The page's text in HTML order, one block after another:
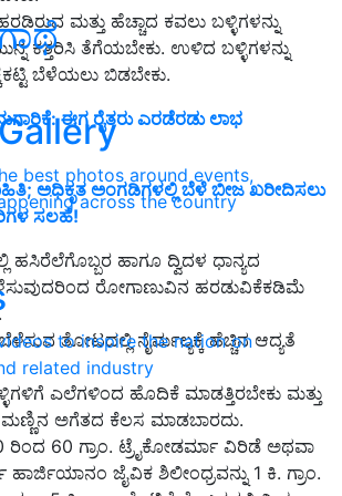
best photos around events,
across the country
to inspire the nation on
related industry
ಮತ್ತು ಹೆಚ್ಚಾದ ಕವಲು ಬಳ್ಳಿಗಳನ್ನು
ಕತ್ತರಿಸಿ ತೆಗೆಯಬೇಕು. ಉಳಿದ ಬಳ್ಳಿಗಳನ್ನು
ಬೆಳೆಯಲು ಬಿಡಬೇಕು.
ಈಗ ರೈತರು ಎರಡೆರಡು ಲಾಭ
ಅಧಿಕೃತ ಅಂಗಡಿಗಳಲ್ಲಿ ಬೆಳೆ ಬೀಜ ಖರೀದಿಸಲು
ಸಲಹೆ!
ಹಸಿರೆಲೆಗೊಬ್ಬರ ಹಾಗೂ ದ್ವಿದಳ ಧಾನ್ಯದ
ರೋಗಾಣುವಿನ ಹರಡುವಿಕೆಕಡಿಮೆ
ತೋಟದಲ್ಲಿ ನೈರ್ಮಲ್ಯಕ್ಕೆ ಹೆಚ್ಚಿನ ಆದ್ಯತೆ
ಎಲೆಗಳಿಂದ ಹೊದಿಕೆ ಮಾಡತ್ತಿರಬೇಕು ಮತ್ತು
ಅಗೆತದ ಕೆಲಸ ಮಾಡಬಾರದು.
ರಿಂದ 60 ಗ್ರಾಂ. ಟ್ರೈಕೋಡರ್ಮಾ ವಿರಿಡೆ ಅಥವಾ
ಜೈವಿಕ ಶಿಲೀಂಧ್ರವನ್ನು 1 ಕಿ. ಗ್ರಾಂ.